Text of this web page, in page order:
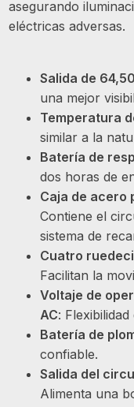
asegurando
eléctricas adversas.
Salida de
una mejor
Temperatura
similar a la
Batería de
dos horas de
Caja de acero
Contiene el
sistema de
Cuatro
Facilitan la
Voltaje de
AC:
Batería de
confiable.
Salida del
Alimenta una